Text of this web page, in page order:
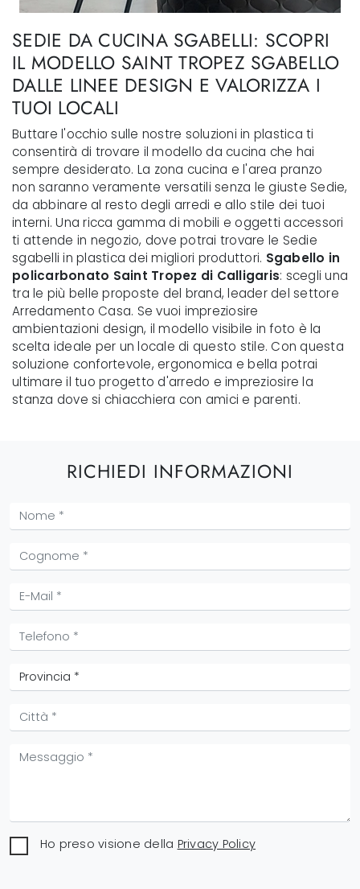
SEDIE DA CUCINA SGABELLI: SCOPRI
IL MODELLO SAINT TROPEZ SGABELLO
DALLE LINEE DESIGN E VALORIZZA I
TUOI LOCALI
Buttare l'occhio sulle nostre soluzioni in plastica ti
consentirà di trovare il modello da cucina che hai
sempre desiderato. La zona cucina e l'area pranzo
non saranno veramente versatili senza le giuste Sedie,
da abbinare al resto degli arredi e allo stile dei tuoi
interni. Una ricca gamma di mobili e oggetti accessori
ti attende in negozio, dove potrai trovare le Sedie
sgabelli in plastica dei migliori produttori. Sgabello in
policarbonato Saint Tropez di Calligaris: scegli una
tra le più belle proposte del brand, leader del settore
Arredamento Casa. Se vuoi impreziosire
ambientazioni design, il modello visibile in foto è la
scelta ideale per un locale di questo stile. Con questa
soluzione confortevole, ergonomica e bella potrai
ultimare il tuo progetto d'arredo e impreziosire la
stanza dove si chiacchiera con amici e parenti.
RICHIEDI INFORMAZIONI
Ho preso visione della Privacy Policy